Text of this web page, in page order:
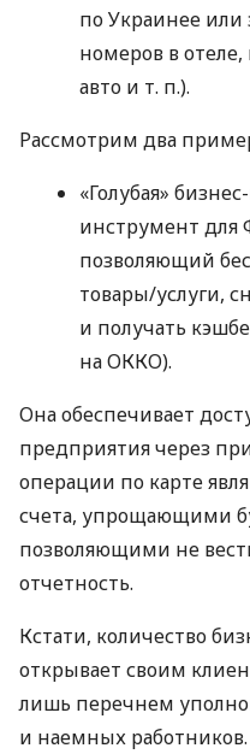
по Украинее или
номеров в
авто и т. п.).
Рассмотрим два
«Голубая»
инструмент
позволяющий
товары/услуги,
и получать
на ОККО).
Она обеспечивает
предприятия через
операции по карте
счета, упрощающими
позволяющими не
отчетность.
Кстати, количество
открывает своим
лишь перечнем
и наемных